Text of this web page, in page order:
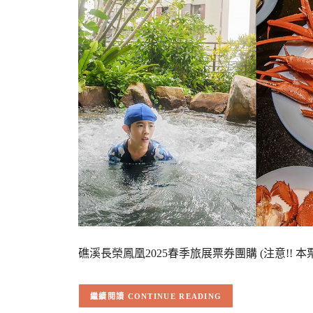
礁溪長榮鳳凰2025春季旅展票券團購 (注意!!
CONTINUE READING